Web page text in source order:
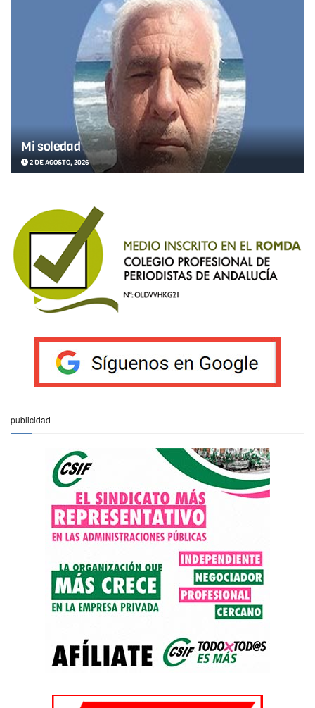
Mi soledad
2 DE AGOSTO, 2026
publicidad